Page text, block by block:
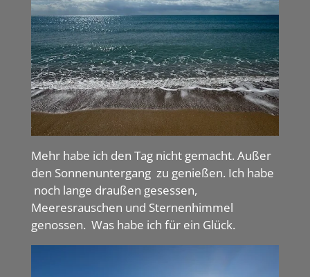
Mehr habe ich den Tag nicht gemacht. Außer
den Sonnenuntergang zu genießen. Ich habe
noch lange draußen gesessen,
Meeresrauschen und Sternenhimmel
genossen. Was habe ich für ein Glück.